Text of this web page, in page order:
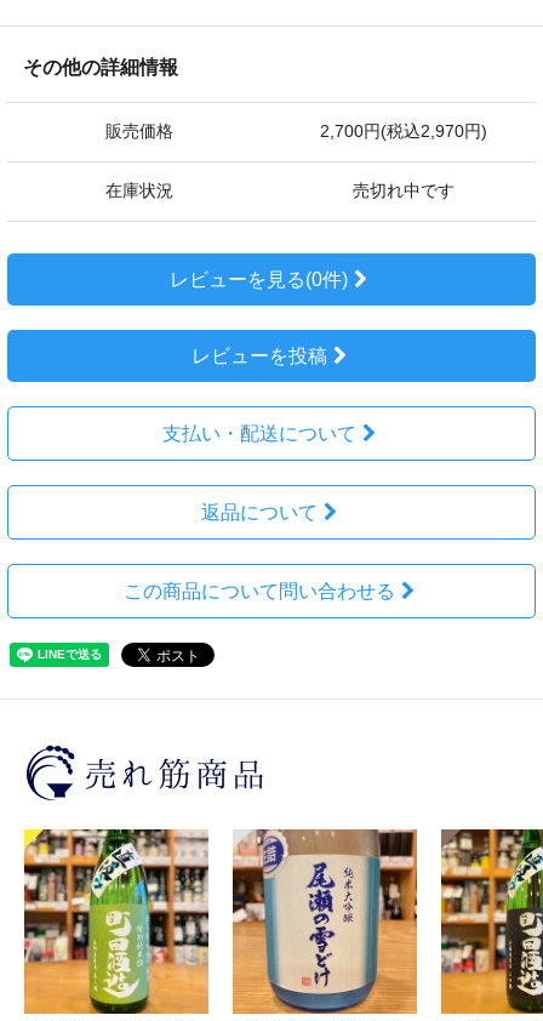
その他の詳細情報
販売価格 2,700円(税込2,970円)
在庫状況 売切れ中です
レビューを見る(0件)
レビューを投稿
支払い・配送について
返品について
この商品について問い合わせる